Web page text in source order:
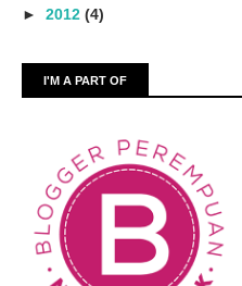
► 2012 (4)
I'M A PART OF